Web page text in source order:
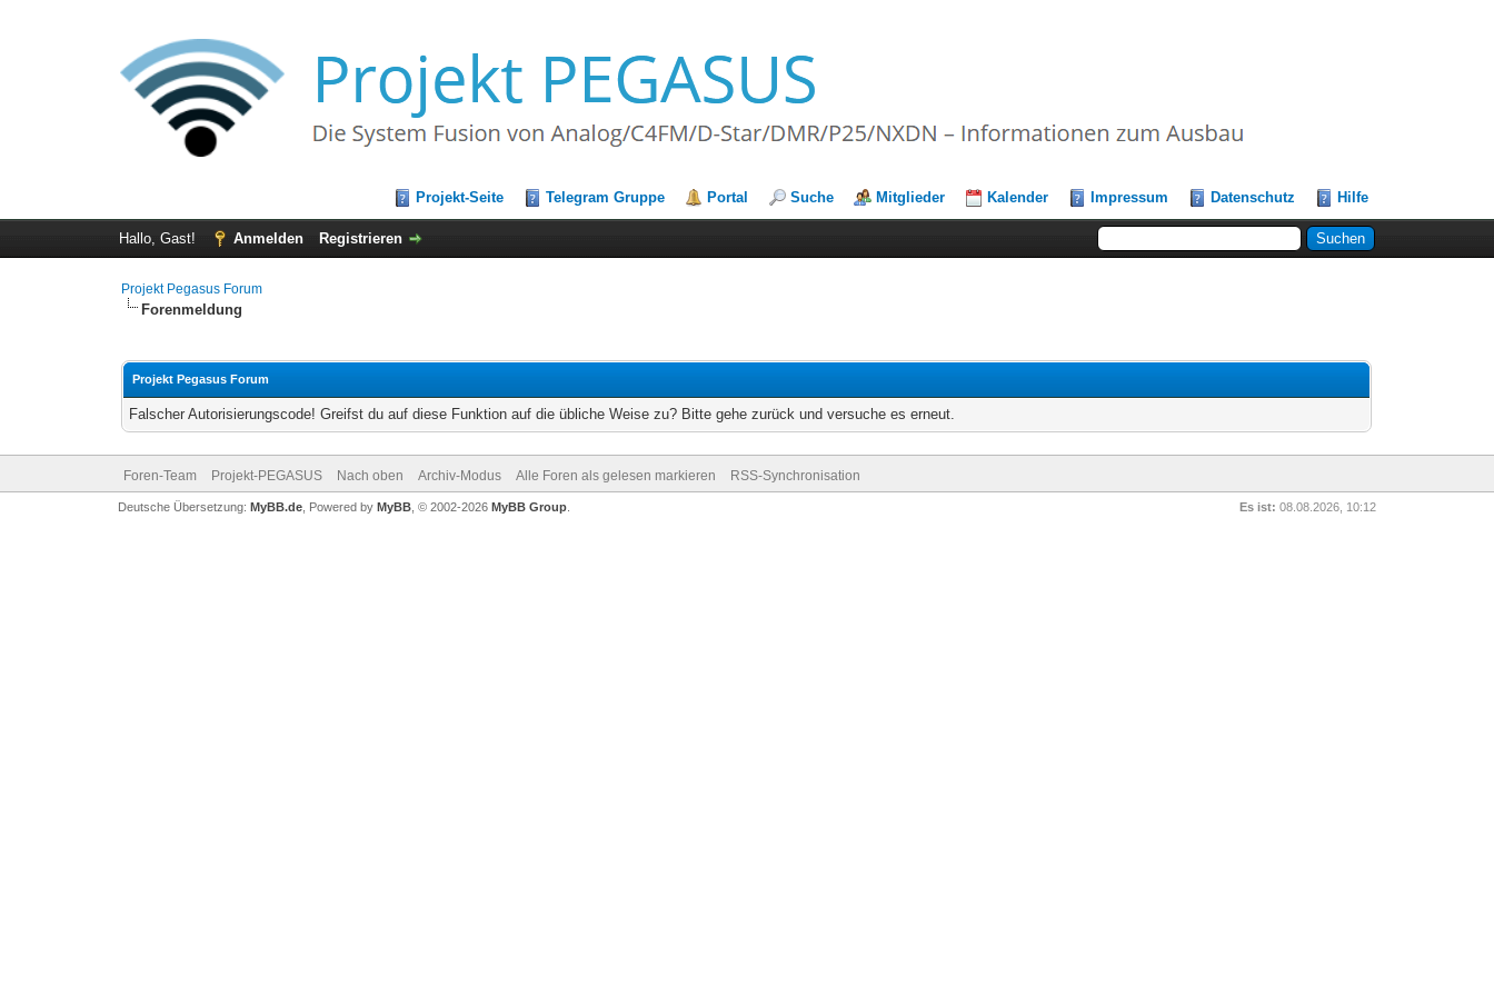
Projekt-Seite Telegram Gruppe Portal Suche Mitglieder Kalender Impressum Datenschutz Hilfe
Hallo, Gast! Anmelden Registrieren
Projekt Pegasus Forum
Forenmeldung
Projekt Pegasus Forum
Falscher Autorisierungscode! Greifst du auf diese Funktion auf die übliche Weise zu? Bitte gehe zurück und versuche es erneut.
Foren-Team Projekt-PEGASUS Nach oben Archiv-Modus Alle Foren als gelesen markieren RSS-Synchronisation
Es ist: 08.08.2026, 10:12
Deutsche Übersetzung: MyBB.de, Powered by MyBB, © 2002-2026 MyBB Group.